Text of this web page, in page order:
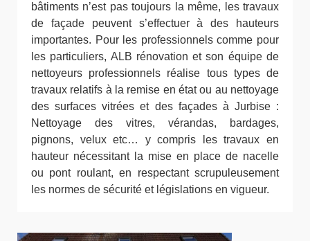
bâtiments n’est pas toujours la même, les travaux
de façade peuvent s’effectuer à des hauteurs
importantes. Pour les professionnels comme pour
les particuliers, ALB rénovation et son équipe de
nettoyeurs professionnels réalise tous types de
travaux relatifs à la remise en état ou au nettoyage
des surfaces vitrées et des façades à Jurbise :
Nettoyage des vitres, vérandas, bardages,
pignons, velux etc… y compris les travaux en
hauteur nécessitant la mise en place de nacelle
ou pont roulant, en respectant scrupuleusement
les normes de sécurité et législations en vigueur.